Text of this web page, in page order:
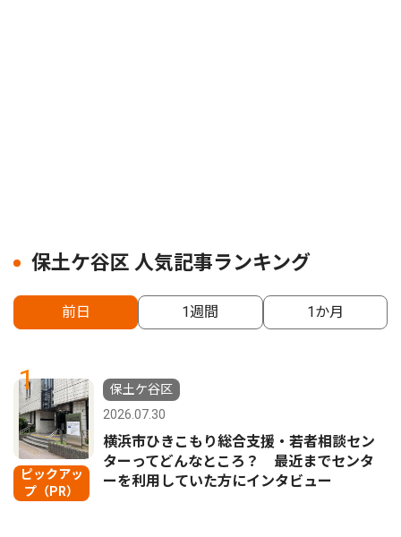
保土ケ谷区 人気記事ランキング
前日 1週間 1か月
1
ピックアッ
プ（PR）
保土ケ谷区
2026.07.30
横浜市ひきこもり総合支援・若者相談セン
ターってどんなところ？ 最近までセンタ
ーを利用していた方にインタビュー